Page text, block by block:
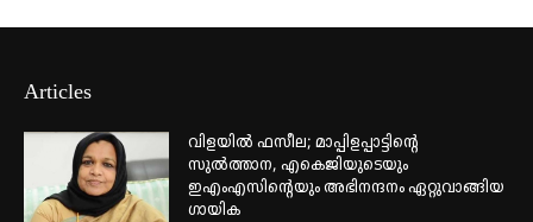
Articles
വിളയിൽ ഫസീല; മാപ്പിളപ്പാട്ടിന്റെ
സുൽത്താന, എകെജിയുടെയും
ഇഎംഎസിന്റെയും അഭിനന്ദനം ഏറ്റുവാങ്ങിയ
ഗായിക